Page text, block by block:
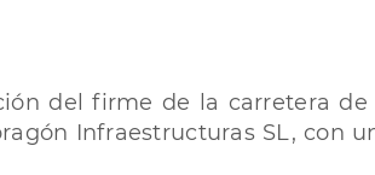
del firme de la carretera de
Infraestructuras SL, con